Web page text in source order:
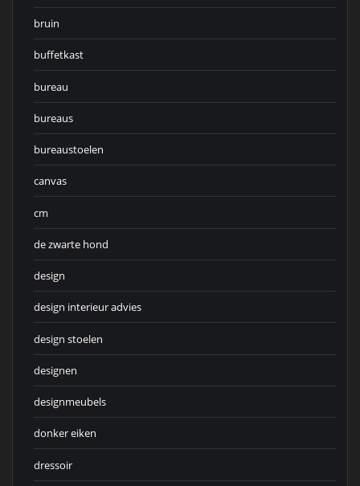
bruin
buffetkast
bureau
bureaus
bureaustoelen
canvas
cm
de zwarte hond
design
design interieur advies
design stoelen
designen
designmeubels
donker eiken
dressoir